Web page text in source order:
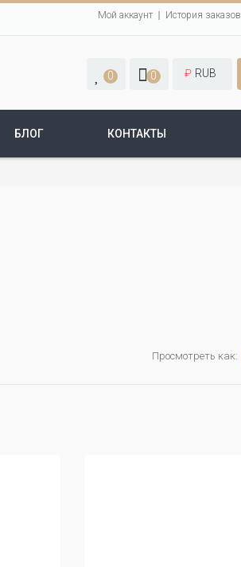
Мой аккаунт История заказов
0 0 ₽ RUB
БЛОГ КОНТАКТЫ
Просмотреть как: